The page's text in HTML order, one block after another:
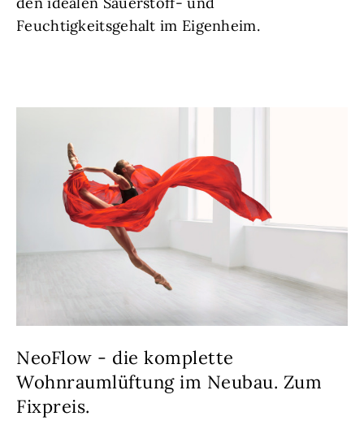
Feuchtigkeitsgehalt im Eigenheim.
NeoFlow - die komplette
Wohnraumlüftung im Neubau. Zum
Fixpreis.